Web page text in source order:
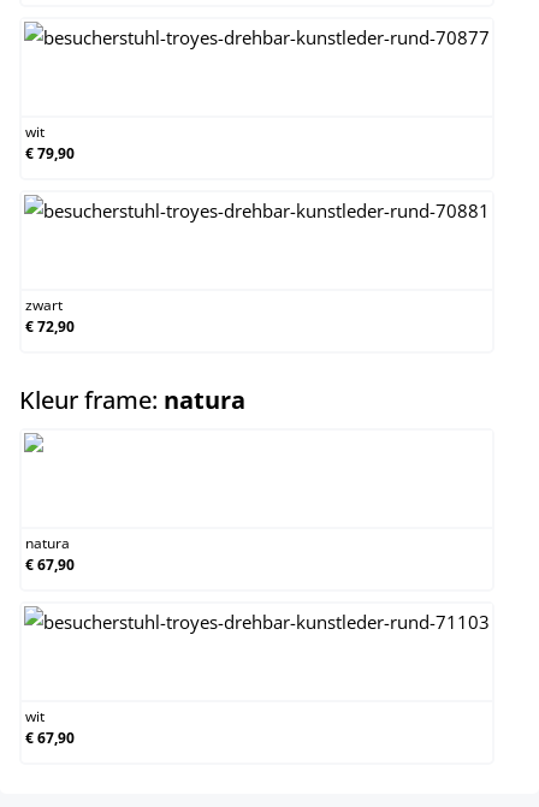
wit
€ 79,90
zwart
€ 72,90
Kleur frame: natura
natura
€ 67,90
wit
€ 67,90